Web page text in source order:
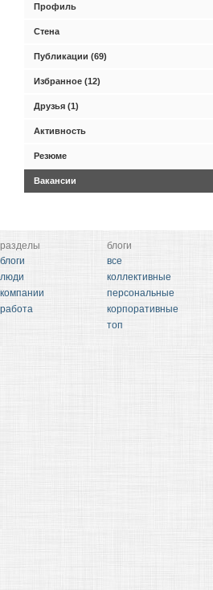
Профиль
Стена
Публикации (69)
Избранное (12)
Друзья (1)
Активность
Резюме
Вакансии
разделы
блоги
люди
компании
работа
блоги
все
коллективные
персональные
корпоративные
топ